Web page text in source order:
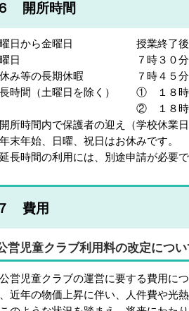
開所時間
曜日から金曜日 授業終了後
曜日 ７ 時３０
休み等の長期休暇 ７時４５
時間（土曜日を除く） ① １８時
１８時 ～ １９時
所時間内で保護者の迎え（学校休業日
末年始、日曜、祝日はお休みです。
長時間の利用には、別途申請が必要で
７ 費用
営児童クラブ利用料の改定につい
営児童クラブの運営に要する費用に
近年の物価上昇に伴い、人件費や光